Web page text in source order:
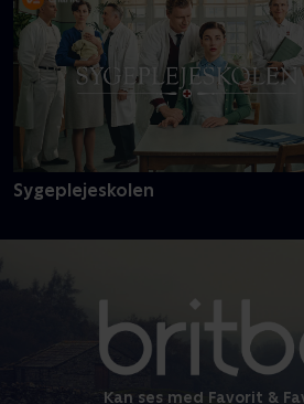
Sygeplejeskolen
Kan ses med Favorit &